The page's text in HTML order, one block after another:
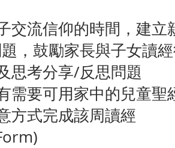
交流信仰的時間，建立
，鼓勵家長與子女讀
思考分享/反思問題
需要可用家中的兒童聖
方式完成該周讀經